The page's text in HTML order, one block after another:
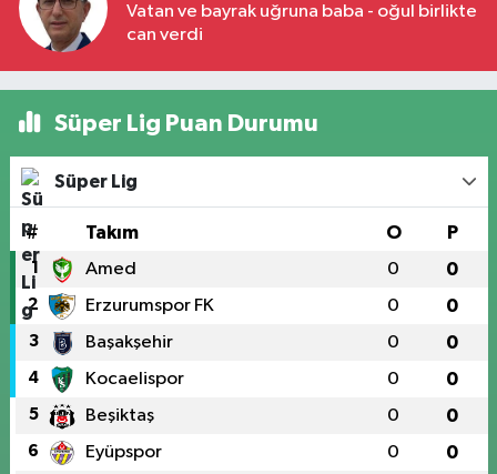
Vatan ve bayrak uğruna baba - oğul birlikte
can verdi
Süper Lig Puan Durumu
Süper Lig
# Takım O P
1 Amed 0 0
2 Erzurumspor FK 0 0
3 Başakşehir 0 0
4 Kocaelispor 0 0
5 Beşiktaş 0 0
6 Eyüpspor 0 0